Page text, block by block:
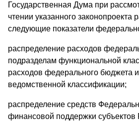
Государственная Дума при
чтении указанного законопроекта
следующие показатели
распределение расходов
подразделам функциональной
расходов федерального бюджета
ведомственной классификации;
распределение средств
финансовой поддержки субъектов